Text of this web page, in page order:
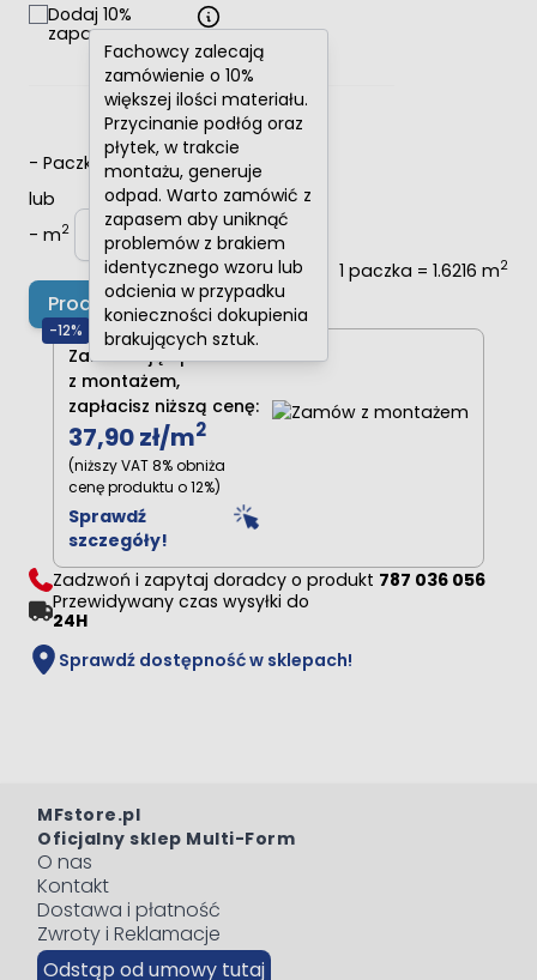
Dodaj 10%
zapasu
Fachowcy zalecają
zamówienie o 10%
większej ilości materiału.
Przycinanie podłóg oraz
płytek, w trakcie
montażu, generuje
odpad. Warto zamówić z
zapasem aby uniknąć
problemów z brakiem
identycznego wzoru lub
odcienia w przypadku
konieczności dokupienia
brakujących sztuk.
- Paczki
+
lub
- m2
+
1 paczka = 1.6216 m2
Produkt niedostępny
-12%
Zamawiając produkt
z montażem,
zapłacisz niższą cenę:
37,90 zł/m2
(niższy VAT 8% obniża
cenę produktu o 12%)
Sprawdź
szczegóły!
Zadzwoń i zapytaj doradcy o produkt 787 036 056
Przewidywany czas wysyłki do
24H
Sprawdź dostępność w sklepach!
MFstore.pl
Oficjalny sklep Multi-Form
O nas
Kontakt
Dostawa i płatność
Zwroty i Reklamacje
Odstąp od umowy tutaj